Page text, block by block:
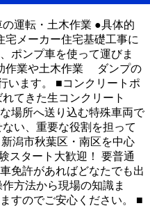
運転・土木作業 ●具体的
宅メーカー住宅基礎工事に
ポンプ車を使って運びま
作業や土木作業 ダンプの
います。 ■コンクリートポ
てきた生コンクリート
場所へ送り込む特殊車両で
い、重要な役割を担って
潟市秋葉区・南区を中心
スタート大歓迎！ 要普通
免許があればどなたでも出
方法から現場の知識ま
すのでご安心ください。 ■